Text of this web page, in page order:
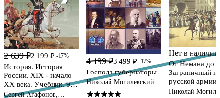
2 639 ₽2 199 ₽ -17%
История. История
России. XIX - начало
XX века. Учебник. 9
класс
Сергей Агафонов,
4 199 ₽3 499 ₽ -17%
Господа губернаторы
Николай Могилевский
Нет в наличии
От Немана до
Заграничный
русской армии
1814гг.
Николай